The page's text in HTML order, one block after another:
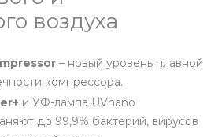
воздуха
– новый уровень плавной
компрессора.
и УФ-лампа UVnano
до 99,9% бактерий, вирусов